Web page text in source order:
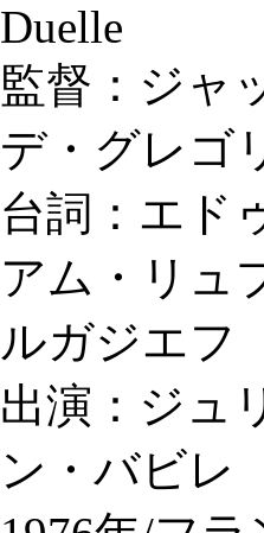
Duelle
監督：ジャ
デ・グレゴ
台詞：エド
アム・リュ
ルガジエフ
出演：ジュ
ン・バビレ